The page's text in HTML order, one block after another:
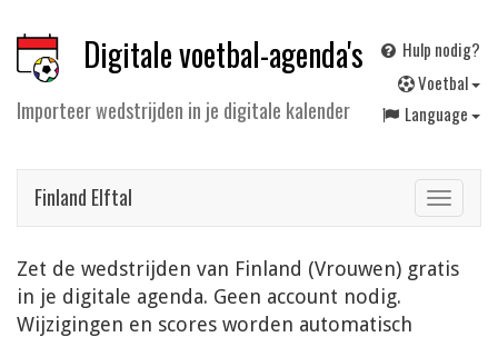
Digitale voetbal-agenda's
Importeer wedstrijden in je digitale kalender
Hulp nodig?
Voetbal
Language
Toggle
Finland Elftal
Zet de wedstrijden van Finland (Vrouwen) gratis
in je digitale agenda. Geen account nodig.
Wijzigingen en scores worden automatisch